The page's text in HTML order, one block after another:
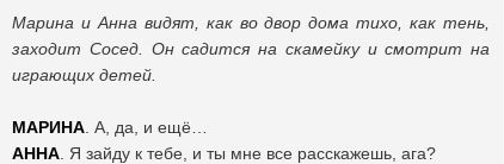
Марина и Анна видят, как во двор дома тихо, как тень,
заходит Сосед. Он садится на скамейку и смотрит на
играющих детей.
МАРИНА . А, да, и ещё…
АННА . Я зайду к тебе, и ты мне все расскажешь, ага?